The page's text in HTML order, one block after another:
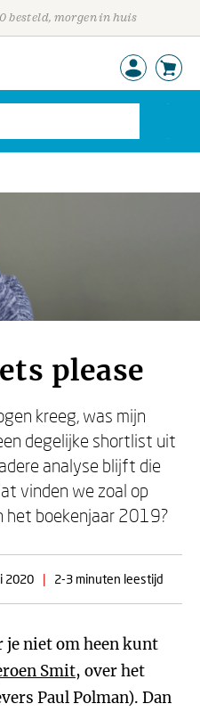
besteld, morgen in huis
please
kreeg, was mijn
degelijke shortlist uit
analyse blijft die
vinden we zoal op
het boekenjaar 2019?
2020 | 2-3 minuten leestijd
niet om heen kunt
Smit, over het
Paul Polman). Dan